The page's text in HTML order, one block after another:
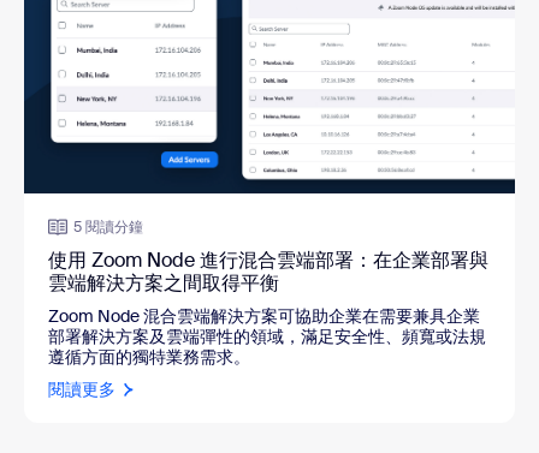
5 閱讀分鐘
使用 Zoom Node 進行混合雲端部署：在企業部署與
雲端解決方案之間取得平衡
Zoom Node 混合雲端解決方案可協助企業在需要兼具企業
部署解決方案及雲端彈性的領域，滿足安全性、頻寬或法規
遵循方面的獨特業務需求。
閱讀更多